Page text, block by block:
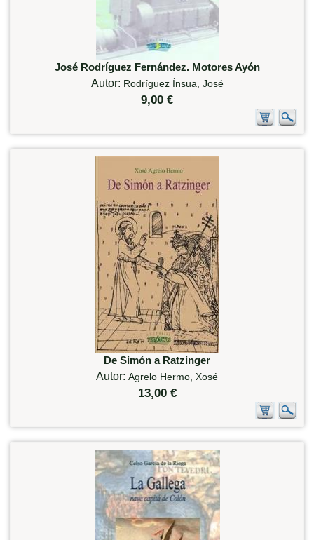
José Rodríguez Fernández. Motores Ayón
Autor: Rodríguez Ínsua, José
9,00 €
De Simón a Ratzinger
Autor: Agrelo Hermo, Xosé
13,00 €